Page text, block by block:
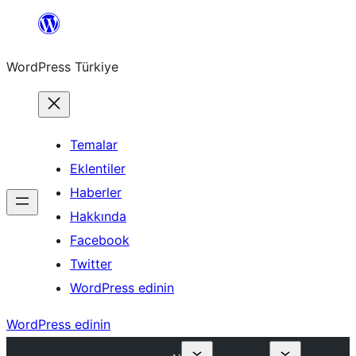
İçeriğe
WordPress Türkiye
Temalar
Eklentiler
Haberler
Hakkında
Facebook
Twitter
WordPress edinin
WordPress edinin